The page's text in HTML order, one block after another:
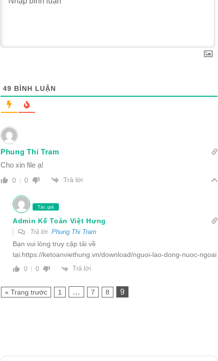
49 BÌNH LUẬN
Phung Thi Tram
Cho xin file ạ!
0 0 Trả lời
Tác giả
Admin Kế Toán Việt Hưng
Trả lời Phung Thi Tram
Bạn vui lòng truy cập tải về
tại:https://ketoanviethung.vn/download/nguoi-lao-dong-nuoc-ngoai
0 0 Trả lời
« Trang trước 1 … 7 8 9